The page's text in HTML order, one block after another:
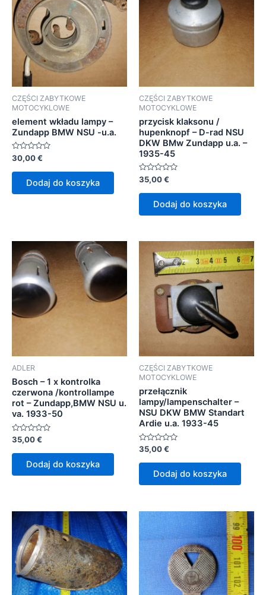
CZĘŚCI ZABYTKOWE
MOTOCYKLOWE
element wkładu lampy –
Zundapp BMW NSU -u.a.
Oceniono
0
na
30,00€
Dodaj do koszyka
CZĘŚCI ZABYTKOWE
MOTOCYKLOWE
przycisk klaksonu /
hupenknopf – D-rad NSU
DKW BMw Zundapp u.a. –
1935-45
Oceniono
0
na
35,00€
Dodaj do koszyka
ADLER
Bosch – 1 x kontrolka
czerwona /kontrollampe
rot – Zundapp,BMW NSU u.
va. 1933-50
Oceniono
na
35,00€
Dodaj do koszyka
CZĘŚCI ZABYTKOWE
MOTOCYKLOWE
przełącznik
lampy/lampenschalter –
NSU DKW BMW Standart
Ardie u.a. 1933-45
Oceniono
na
35,00€
Dodaj do koszyka